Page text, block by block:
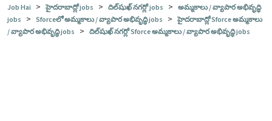
Job Hai > హైదరాబాద్లో jobs > దిల్‌షుఖ్ నగర్లో jobs > అమ్మకాలు / వ్యాపార అభివృద్ధి
jobs > Sforceలో అమ్మకాలు / వ్యాపార అభివృద్ధి jobs > హైదరాబాద్లో Sforce అమ్మకాలు
/ వ్యాపార అభివృద్ధి jobs > దిల్‌షుఖ్ నగర్లో Sforce అమ్మకాలు / వ్యాపార అభివృద్ధి jobs